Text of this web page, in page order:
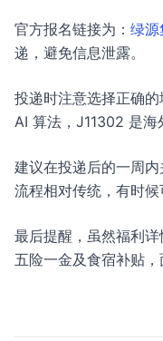
官方报名链接为： 绿源
递，避免信息泄露。
投递时注意选择正确
AI 算法，J11302 是海
建议在投递后的一周
流程相对传统，有时候
最后提醒，虽然福利
五险一金及食宿补贴，